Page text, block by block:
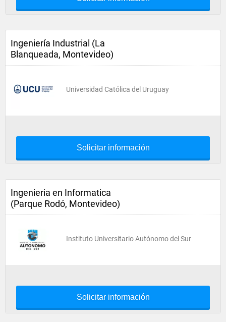
Ingeniería Industrial (La
Blanqueada, Montevideo)
Universidad Católica del Uruguay
Solicitar información
Ingenieria en Informatica
(Parque Rodó, Montevideo)
Instituto Universitario Autónomo del Sur
Solicitar información